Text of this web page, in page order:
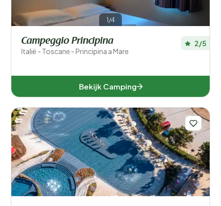
1/4
Campeggio Principina
Italië - Toscane - Principina a Mare
2/5
Bekijk Camping